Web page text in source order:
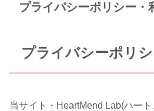
プライバシーポリシー・
プライバシーポリ
当サイト・ HeartMend Lab(ハー